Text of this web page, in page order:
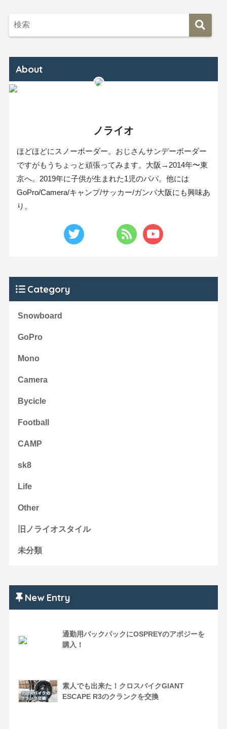
About
ノライオ
ほどほどにスノーボーダー。おじさんサンデーボーダー
ですがもうちょっと頑張ってみます。大阪→2014年〜東
京へ。2019年に子供が生まれた1児のパパ。他には
GoPro/Camera/キャンプ/サッカー/ガンバ大阪にも興味あ
り。
Category
Snowboard
GoPro
Mono
Camera
Bycicle
Football
CAMP
sk8
Life
Other
旧ノライオスタイル
未分類
New Entry
通勤用バックパックにOSPREYのアポジーを
購入！
素人でも出来た！クロスバイクGIANT
ESCAPE R3のクランクを交換